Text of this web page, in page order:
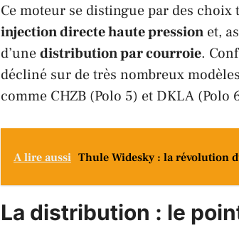
Ce moteur se distingue par des
injection directe haute pression et,
d’unedistribution par courroie.
décliné sur de très nombreux
comme CHZB (Polo 5) et DKLA (Polo
A lire aussi Thule Widesky : la révolution
La distribution : le